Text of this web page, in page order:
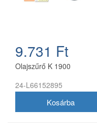
9.731 Ft
Olajszűrő K 1900
24-L66152895